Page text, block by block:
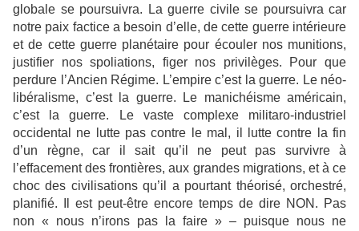
globale se poursuivra. La guerre civile se poursuivra car
notre paix factice a besoin d’elle, de cette guerre intérieure
et de cette guerre planétaire pour écouler nos munitions,
justifier nos spoliations, figer nos privilèges. Pour que
perdure l’Ancien Régime. L’empire c’est la guerre. Le néo-
libéralisme, c’est la guerre. Le manichéisme américain,
c’est la guerre. Le vaste complexe militaro-industriel
occidental ne lutte pas contre le mal, il lutte contre la fin
d’un règne, car il sait qu’il ne peut pas survivre à
l’effacement des frontières, aux grandes migrations, et à ce
choc des civilisations qu’il a pourtant théorisé, orchestré,
planifié. Il est peut-être encore temps de dire NON. Pas
non « nous n’irons pas la faire » – puisque nous ne